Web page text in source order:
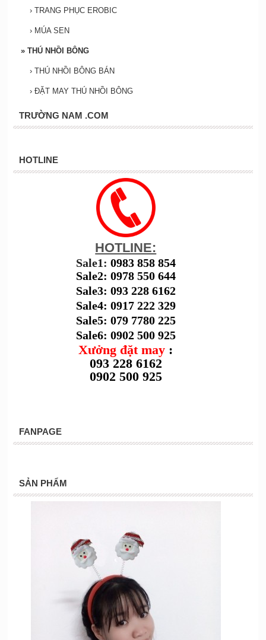
› TRANG PHỤC EROBIC
› MÚA SEN
» THÚ NHỒI BÔNG
› THÚ NHỒI BÔNG BÁN
› ĐẶT MAY THÚ NHỒI BÔNG
TRƯỜNG NAM .COM
HOTLINE
HOTLINE:
Sale1: 0983 858 854
Sale2: 0978 550 644
Sale3: 093 228 6162
Sale4: 0917 222 329
Sale5: 079 7780 225
Sale6: 0902 500 925
Xưởng đặt may :
093 228 6162
0902 500 925
FANPAGE
SẢN PHẨM